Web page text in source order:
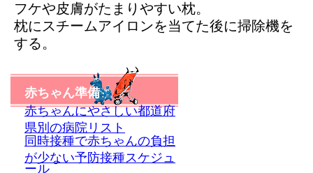
フケや皮膚がたまりやすい枕。
枕にスチームアイロンを当てた後に掃除機を
する。
赤ちゃん準備
赤ちゃんにやさしい都道府
県別の病院リスト
同時接種で赤ちゃんの負担
が少ない予防接種スケジュ
ール